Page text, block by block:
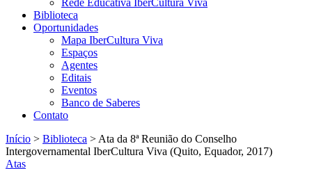
Rede Educativa IberCultura Viva
Biblioteca
Oportunidades
Mapa IberCultura Viva
Espaços
Agentes
Editais
Eventos
Banco de Saberes
Contato
Início > Biblioteca > Ata da 8ª Reunião do Conselho
Intergovernamental IberCultura Viva (Quito, Equador, 2017)
Atas